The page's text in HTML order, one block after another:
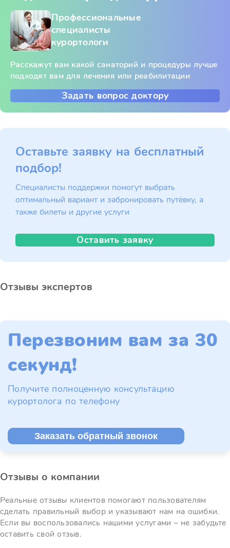
Профессиональные
специалисты
курортологи
Расскажут вам какой санаторий и процедуры лучше
подходят вам для лечения или реабилитации
Задать вопрос доктору
Оставьте заявку на бесплатный
подбор!
Специалисты поддержки помогут выбрать
оптимальный вариант и забронировать путёвку, а
также билеты и другие услуги
Оставить заявку
Отзывы экспертов
Перезвоним вам за 30
секунд!
Получите полноценную консультацию
курортолога по телефону
Заказать обратный звонок
Отзывы о компании
Реальные отзывы клиентов помогают пользователям
сделать правильный выбор и указывают нам на ошибки.
Если вы воспользовались нашими услугами – не забудьте
оставить свой отзыв.